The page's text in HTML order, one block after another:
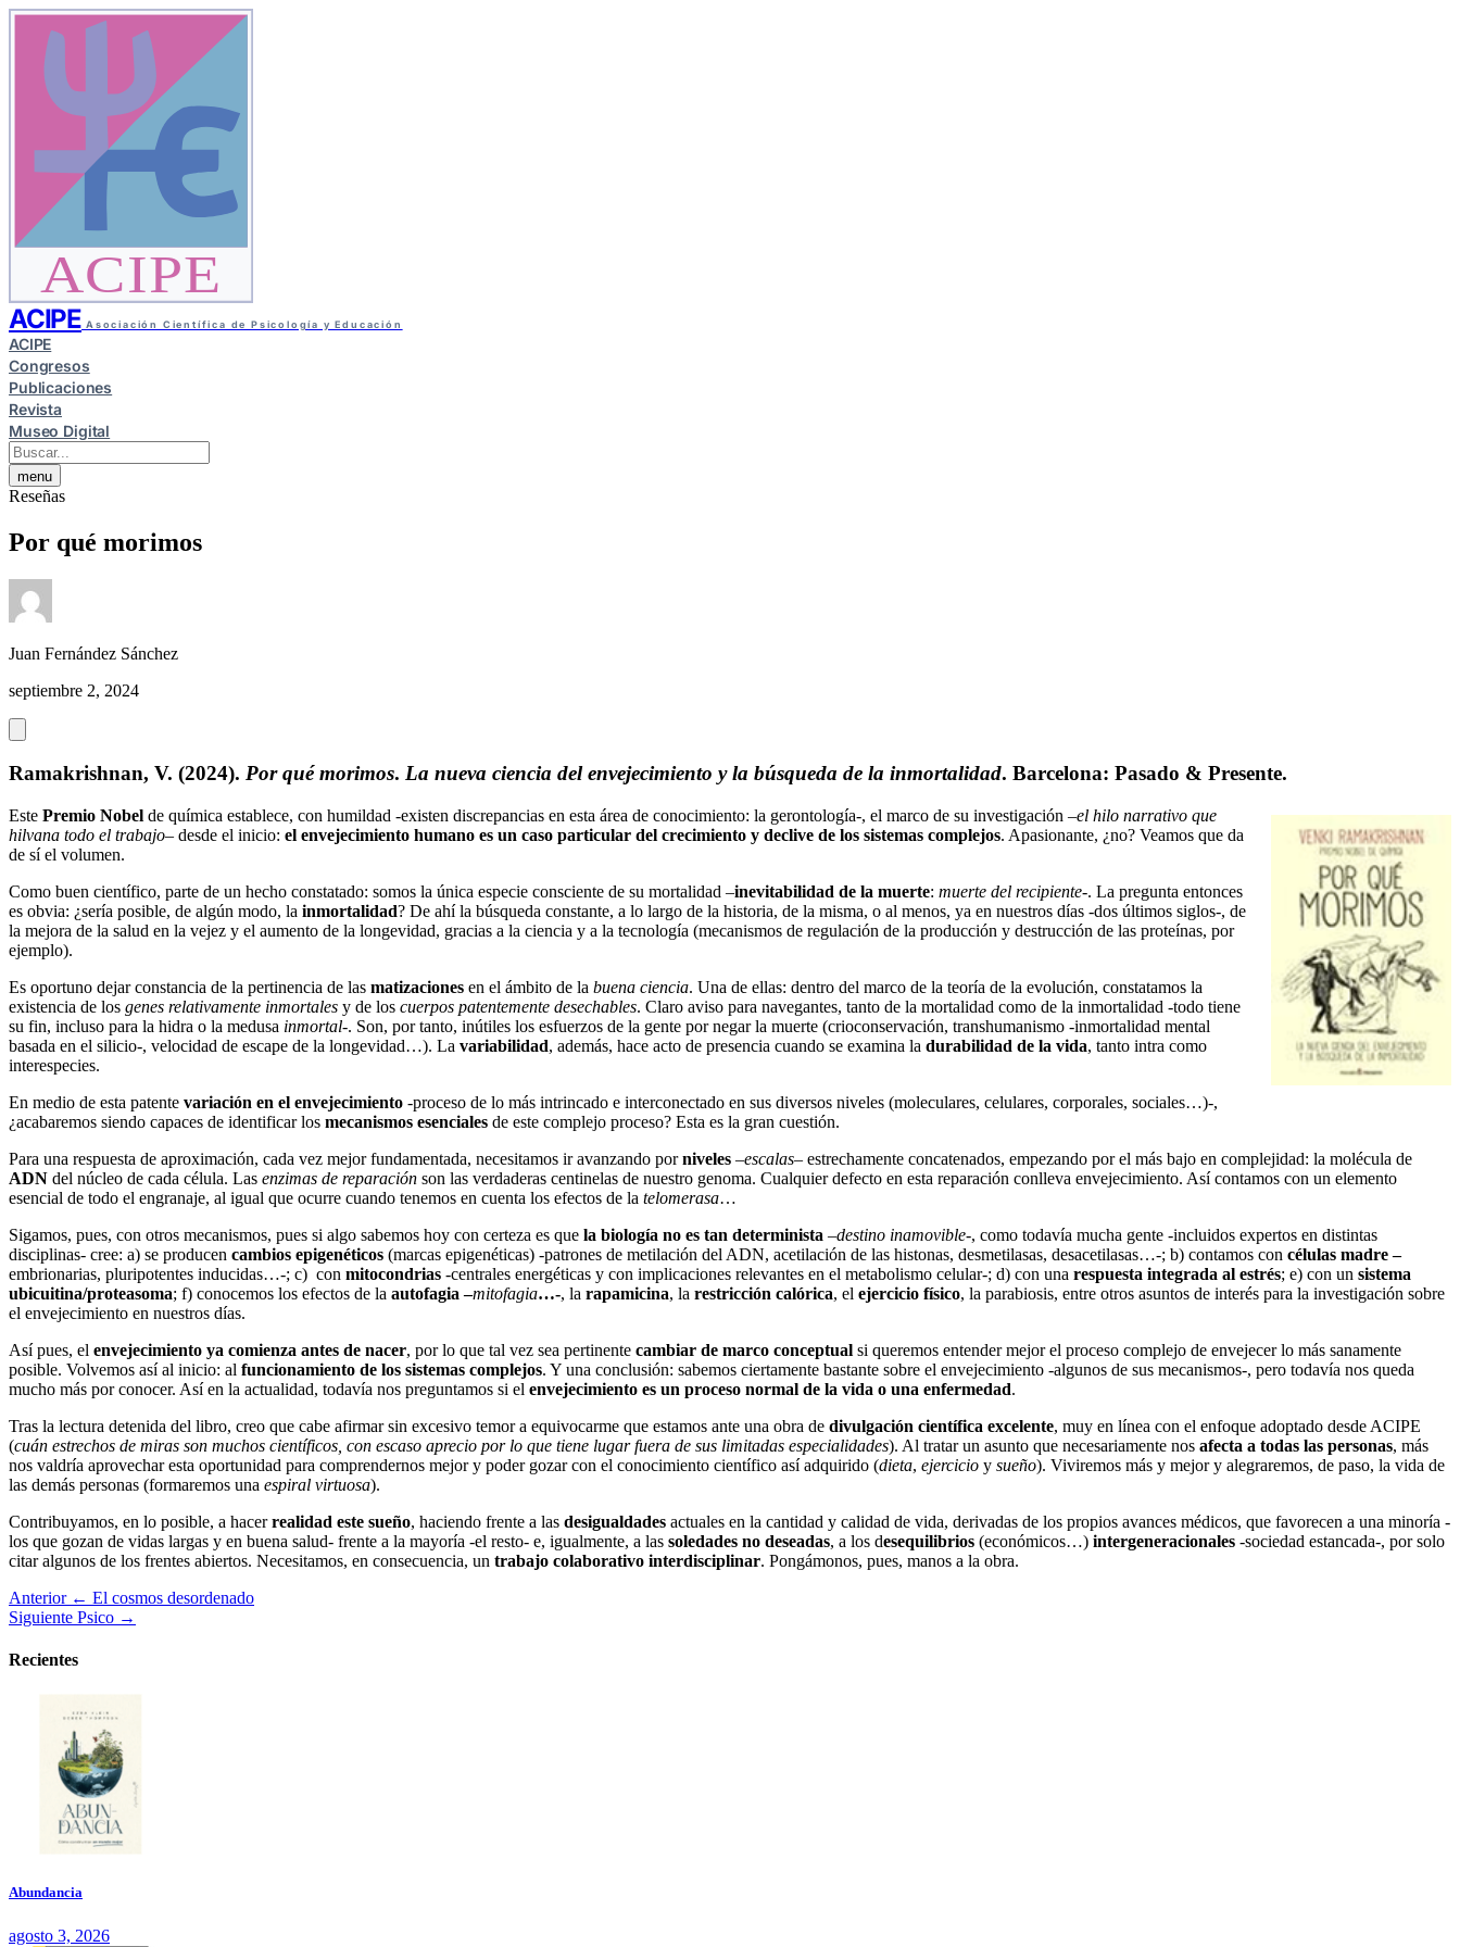
ACIPE
ACIPE Asociación Científica de Psicología y Educación
ACIPE
Congresos
Publicaciones
Revista
Museo Digital
menu
Reseñas
Por qué morimos
Juan Fernández Sánchez
septiembre 2, 2024
Ramakrishnan, V. (2024). Por qué morimos. La nueva ciencia del envejecimiento y la búsqueda de la inmortalidad. Barcelona: Pasado & Presente.
Este Premio Nobel de química establece, con humildad -existen discrepancias en esta área de conocimiento: la gerontología-, el marco de su investigación –el hilo narrativo que
hilvana todo el trabajo– desde el inicio: el envejecimiento humano es un caso particular del crecimiento y declive de los sistemas complejos. Apasionante, ¿no? Veamos que da
de sí el volumen.
Como buen científico, parte de un hecho constatado: somos la única especie consciente de su mortalidad –inevitabilidad de la muerte: muerte del recipiente-. La pregunta entonces
es obvia: ¿sería posible, de algún modo, la inmortalidad? De ahí la búsqueda constante, a lo largo de la historia, de la misma, o al menos, ya en nuestros días -dos últimos siglos-, de
la mejora de la salud en la vejez y el aumento de la longevidad, gracias a la ciencia y a la tecnología (mecanismos de regulación de la producción y destrucción de las proteínas, por
ejemplo).
Es oportuno dejar constancia de la pertinencia de las matizaciones en el ámbito de la buena ciencia. Una de ellas: dentro del marco de la teoría de la evolución, constatamos la
existencia de los genes relativamente inmortales y de los cuerpos patentemente desechables. Claro aviso para navegantes, tanto de la mortalidad como de la inmortalidad -todo tiene
su fin, incluso para la hidra o la medusa inmortal-. Son, por tanto, inútiles los esfuerzos de la gente por negar la muerte (crioconservación, transhumanismo -inmortalidad mental
basada en el silicio-, velocidad de escape de la longevidad…). La variabilidad, además, hace acto de presencia cuando se examina la durabilidad de la vida, tanto intra como
interespecies.
En medio de esta patente variación en el envejecimiento -proceso de lo más intrincado e interconectado en sus diversos niveles (moleculares, celulares, corporales, sociales…)-,
¿acabaremos siendo capaces de identificar los mecanismos esenciales de este complejo proceso? Esta es la gran cuestión.
Para una respuesta de aproximación, cada vez mejor fundamentada, necesitamos ir avanzando porniveles –escalas– estrechamente concatenados, empezando por el más bajo en complejidad: la molécula de
ADN del núcleo de cada célula. Las enzimas de reparación son las verdaderas centinelas de nuestro genoma. Cualquier defecto en esta reparación conlleva envejecimiento. Así contamos con un elemento
esencial de todo el engranaje, al igual que ocurre cuando tenemos en cuenta los efectos de la telomerasa…
Sigamos, pues, con otros mecanismos, pues si algo sabemos hoy con certeza es que la biología no es tan determinista –destino inamovible-, como todavía mucha gente -incluidos expertos en distintas
disciplinas- cree: a) se producen cambios epigenéticos (marcas epigenéticas) -patrones de metilación del ADN, acetilación de las histonas, desmetilasas, desacetilasas…-; b) contamos con células madre –
embrionarias, pluripotentes inducidas…-; c) con mitocondrias -centrales energéticas y con implicaciones relevantes en el metabolismo celular-; d) con una respuesta integrada al estrés; e) con un sistema
ubicuitina/proteasoma; f) conocemos los efectos de la autofagia –mitofagia…-, la rapamicina, la restricción calórica, el ejercicio físico, la parabiosis, entre otros asuntos de interés para la investigación sobre
el envejecimiento en nuestros días.
Así pues, el envejecimiento ya comienza antes de nacer, por lo que tal vez sea pertinente cambiar de marco conceptual si queremos entender mejor el proceso complejo de envejecer lo más sanamente
posible. Volvemos así al inicio: al funcionamiento de los sistemas complejos. Y una conclusión: sabemos ciertamente bastante sobre el envejecimiento -algunos de sus mecanismos-, pero todavía nos queda
mucho más por conocer. Así en la actualidad, todavía nos preguntamos si el envejecimiento es un proceso normal de la vida o una enfermedad.
Tras la lectura detenida del libro, creo que cabe afirmar sin excesivo temor a equivocarme que estamos ante una obra de divulgación científica excelente, muy en línea con el enfoque adoptado desde ACIPE
(cuán estrechos de miras son muchos científicos, con escaso aprecio por lo que tiene lugar fuera de sus limitadas especialidades). Al tratar un asunto que necesariamente nos afecta a todas las personas, más
nos valdría aprovechar esta oportunidad para comprendernos mejor y poder gozar con el conocimiento científico así adquirido (dieta, ejercicio y sueño). Viviremos más y mejor y alegraremos, de paso, la vida de
las demás personas (formaremos una espiral virtuosa).
Contribuyamos, en lo posible, a hacerrealidad este sueño, haciendo frente a las desigualdades actuales en la cantidad y calidad de vida, derivadas de los propios avances médicos, que favorecen a una minoría -
los que gozan de vidas largas y en buena salud- frente a la mayoría -el resto- e, igualmente, a las soledades no deseadas, a los desequilibrios (económicos…) intergeneracionales -sociedad estancada-, por solo
citar algunos de los frentes abiertos. Necesitamos, en consecuencia, un trabajo colaborativo interdisciplinar. Pongámonos, pues, manos a la obra.
Anterior ← El cosmos desordenado
Siguiente Psico →
Recientes
Abundancia
agosto 3, 2026